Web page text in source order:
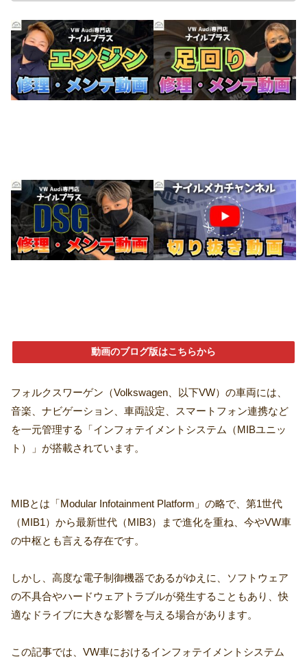
動画のブログ版はこちらから
フォルクスワーゲン（Volkswagen、以下VW）の車両には、
音楽、ナビゲーション、車両設定、スマートフォン連携など
を一元管理する「インフォテイメントシステム（MIBユニッ
ト）」が搭載されています。
MIBとは「Modular Infotainment Platform」の略で、第1世代
（MIB1）から最新世代（MIB3）まで進化を重ね、今やVW車
の中枢とも言える存在です。
しかし、高度な電子制御機器であるがゆえに、ソフトウェア
の不具合やハードウェアトラブルが発生することもあり、快
適なドライブに大きな影響を与える場合があります。
この記事では、VW車におけるインフォテイメントシステム